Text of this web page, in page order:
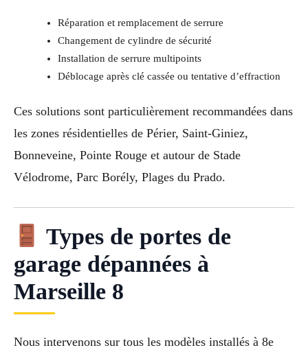
Réparation et remplacement de serrure
Changement de cylindre de sécurité
Installation de serrure multipoints
Déblocage après clé cassée ou tentative d’effraction
Ces solutions sont particulièrement recommandées dans
les zones résidentielles de Périer, Saint-Giniez,
Bonneveine, Pointe Rouge et autour de Stade
Vélodrome, Parc Borély, Plages du Prado.
Types de portes de
garage dépannées à
Marseille 8
Nous intervenons sur tous les modèles installés à 8e